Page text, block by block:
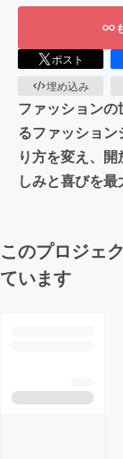
ポスト
埋め込み
ファッション
るファッショ
り方を変え、
しみと喜びを最
このプロジェ
ています